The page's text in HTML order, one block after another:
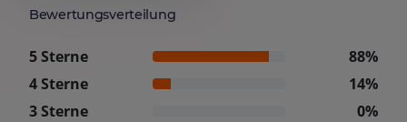
Bewertungsverteilung
5 Sterne
88%
4 Sterne
14%
3 Sterne
0%